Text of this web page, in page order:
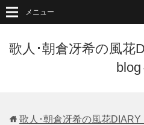
歌人･朝倉冴希の風花
blog
メニュー
歌人･朝倉冴希の風花DIARY